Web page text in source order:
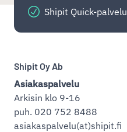
Shipit Quick-palvelu
Shipit Oy Ab
Asiakaspalvelu
Arkisin klo 9-16
puh. 020 752 8488
asiakaspalvelu(at)shipit.fi